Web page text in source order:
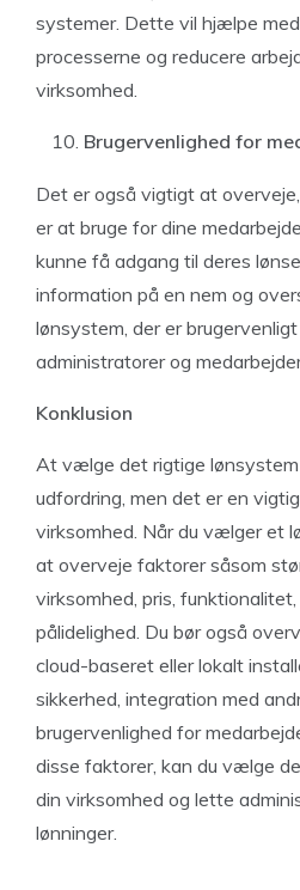
systemer. Dette vil hjælpe
processerne og reducere
virksomhed.
Brugervenlighed for
Det er også vigtigt at
er at bruge for dine
kunne få adgang til deres
information på en nem og
lønsystem, der er
administratorer og
Konklusion
At vælge det rigtige
udfordring, men det er en
virksomhed. Når du vælger et
at overveje faktorer såsom
virksomhed, pris,
pålidelighed. Du bør også
cloud-baseret eller lokalt
sikkerhed, integration med
brugervenlighed for
disse faktorer, kan du vælge
din virksomhed og lette
lønninger.